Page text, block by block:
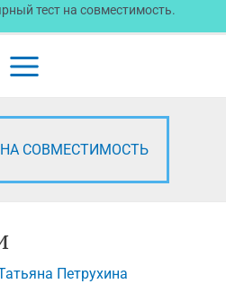
тест на совместимость.
Main
Menu
СОВМЕСТИМОСТЬ
Петрухина